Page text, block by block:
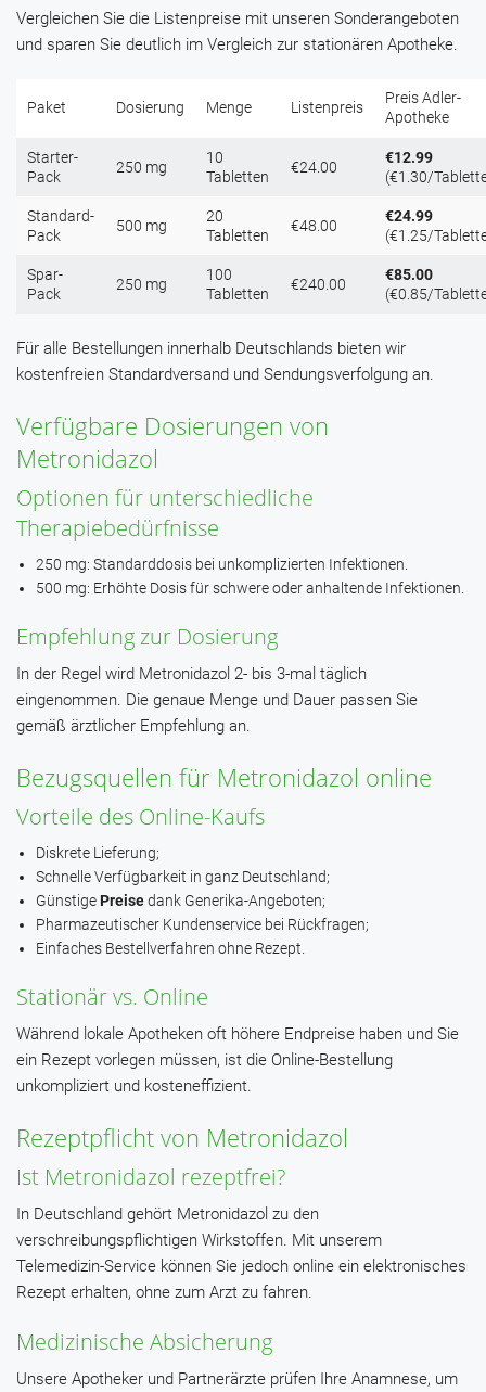
Vergleichen Sie die Listenpreise mit unseren Sonderangeboten
und sparen Sie deutlich im Vergleich zur stationären Apotheke.
Paket Dosierung Menge Listenpreis
Preis Adler-
Apotheke
Starter-
Pack
250 mg
10
Tabletten
€24.00
€12.99
(€1.30/
Standard-
Pack
500 mg
20
Tabletten
€48.00
€24.99
(€1.25/
Spar-
Pack
250 mg
100
Tabletten
€240.00
€85.00
(€0.85/
Für alle Bestellungen innerhalb Deutschlands bieten wir
kostenfreien Standardversand und Sendungsverfolgung an.
Verfügbare Dosierungen von
Metronidazol
Optionen für unterschiedliche
Therapiebedürfnisse
250 mg: Standarddosis bei unkomplizierten Infektionen.
500 mg: Erhöhte Dosis für schwere oder anhaltende Infektionen.
Empfehlung zur Dosierung
In der Regel wird Metronidazol 2- bis 3-mal täglich
eingenommen. Die genaue Menge und Dauer passen Sie
gemäß ärztlicher Empfehlung an.
Bezugsquellen für Metronidazol online
Vorteile des Online-Kaufs
Diskrete Lieferung;
Schnelle Verfügbarkeit in ganz Deutschland;
GünstigePreisedank Generika-Angeboten;
Pharmazeutischer Kundenservice bei Rückfragen;
Einfaches Bestellverfahren ohne Rezept.
Stationär vs. Online
Während lokale Apotheken oft höhere Endpreise haben und Sie
ein Rezept vorlegen müssen, ist die Online-Bestellung
unkompliziert und kosteneffizient.
Rezeptpflicht von Metronidazol
Ist Metronidazol rezeptfrei?
In Deutschland gehört Metronidazol zu den
verschreibungspflichtigen Wirkstoffen. Mit unserem
Telemedizin-Service können Sie jedoch online ein elektronisches
Rezept erhalten, ohne zum Arzt zu fahren.
Medizinische Absicherung
Unsere Apotheker und Partnerärzte prüfen Ihre Anamnese, um